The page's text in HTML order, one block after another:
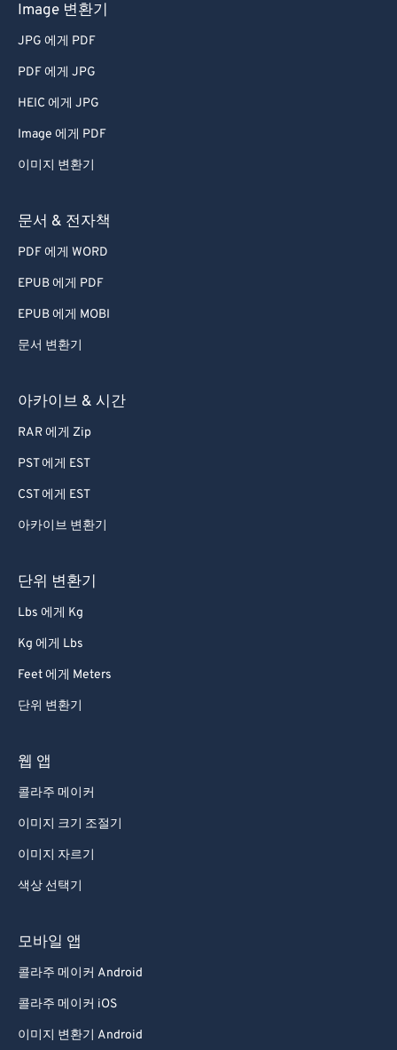
Image 변환기
JPG 에게 PDF
PDF 에게 JPG
HEIC 에게 JPG
Image 에게 PDF
이미지 변환기
문서 & 전자책
PDF 에게 WORD
EPUB 에게 PDF
EPUB 에게 MOBI
문서 변환기
아카이브 & 시간
RAR 에게 Zip
PST 에게 EST
CST 에게 EST
아카이브 변환기
단위 변환기
Lbs 에게 Kg
Kg 에게 Lbs
Feet 에게 Meters
단위 변환기
웹 앱
콜라주 메이커
이미지 크기 조절기
이미지 자르기
색상 선택기
모바일 앱
콜라주 메이커 Android
콜라주 메이커 iOS
이미지 변환기 Android